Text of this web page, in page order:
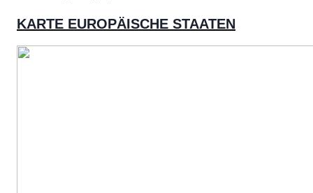
KARTE EUROPÄISCHE STAATEN